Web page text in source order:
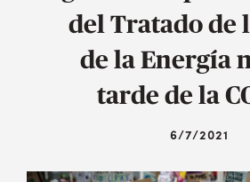
del Tratado de
de la Energía
tarde de la
6/7/2021